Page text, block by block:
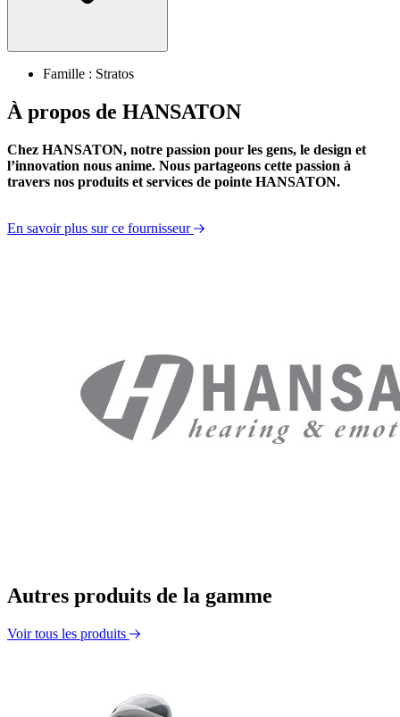
Famille : Stratos
À propos de HANSATON
Chez HANSATON, notre passion pour les gens, le design et
l’innovation nous anime. Nous partageons cette passion à
travers nos produits et services de pointe HANSATON.
En savoir plus sur ce fournisseur
Autres produits de la gamme
Voir tous les produits